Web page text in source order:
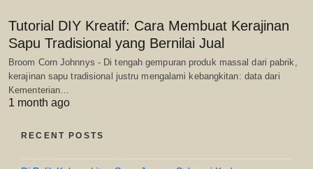
Tutorial DIY Kreatif: Cara Membuat Kerajinan
Sapu Tradisional yang Bernilai Jual
Broom Corn Johnnys - Di tengah gempuran produk massal dari pabrik,
kerajinan sapu tradisional justru mengalami kebangkitan: data dari
Kementerian…
1 month ago
RECENT POSTS